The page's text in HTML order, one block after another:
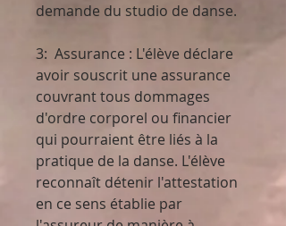
demande du studio de danse.
3: Assurance : L'élève déclare
avoir souscrit une assurance
couvrant tous dommages
d'ordre corporel ou financier
qui pourraient être liés à la
pratique de la danse. L'élève
reconnaît détenir l'attestation
en ce sens établie par